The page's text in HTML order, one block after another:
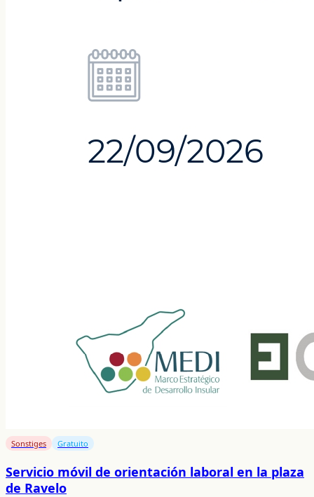
Sonstiges Gratuito
Servicio móvil de orientación laboral en la plaza
de Ravelo